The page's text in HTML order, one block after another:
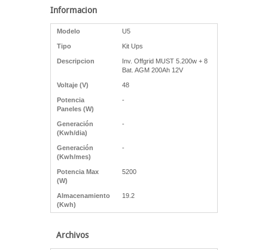
Informacion
Modelo U5
Tipo Kit Ups
Descripcion
Inv. Offgrid MUST 5.200w + 8
Bat. AGM 200Ah 12V
Voltaje (V) 48
Potencia
Paneles (W)
-
Generación
(Kwh/dia)
-
Generación
(Kwh/mes)
-
Potencia Max
(W)
5200
Almacenamiento
(Kwh)
19.2
Archivos